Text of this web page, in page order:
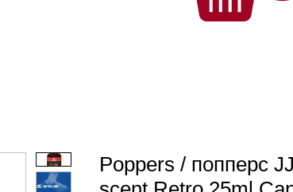
Poppers / попперс